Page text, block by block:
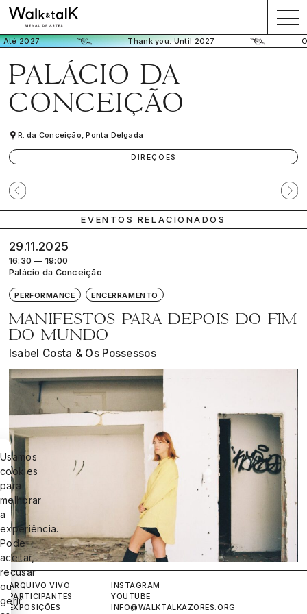
Até 2027. Thank you. Until 2027
PALÁCIO DA
CONCEIÇÃO
R. da Conceição, Ponta Delgada
DIREÇÕES
EVENTOS RELACIONADOS
29.11.2025
16:30 — 19:00
Palácio da Conceição
PERFORMANCE ENCERRAMENTO
MANIFESTOS PARA DEPOIS DO FIM
DO MUNDO
Isabel Costa & Os Possessos
ARQUIVO VIVO
PARTICIPANTES
EXPOSIÇÕES
INSTAGRAM
YOUTUBE
INFO@WALKTALKAZORES.ORG
Usamos
cookies
para
melhorar
a
experiência.
Pode
aceitar,
recusar
ou
gerir